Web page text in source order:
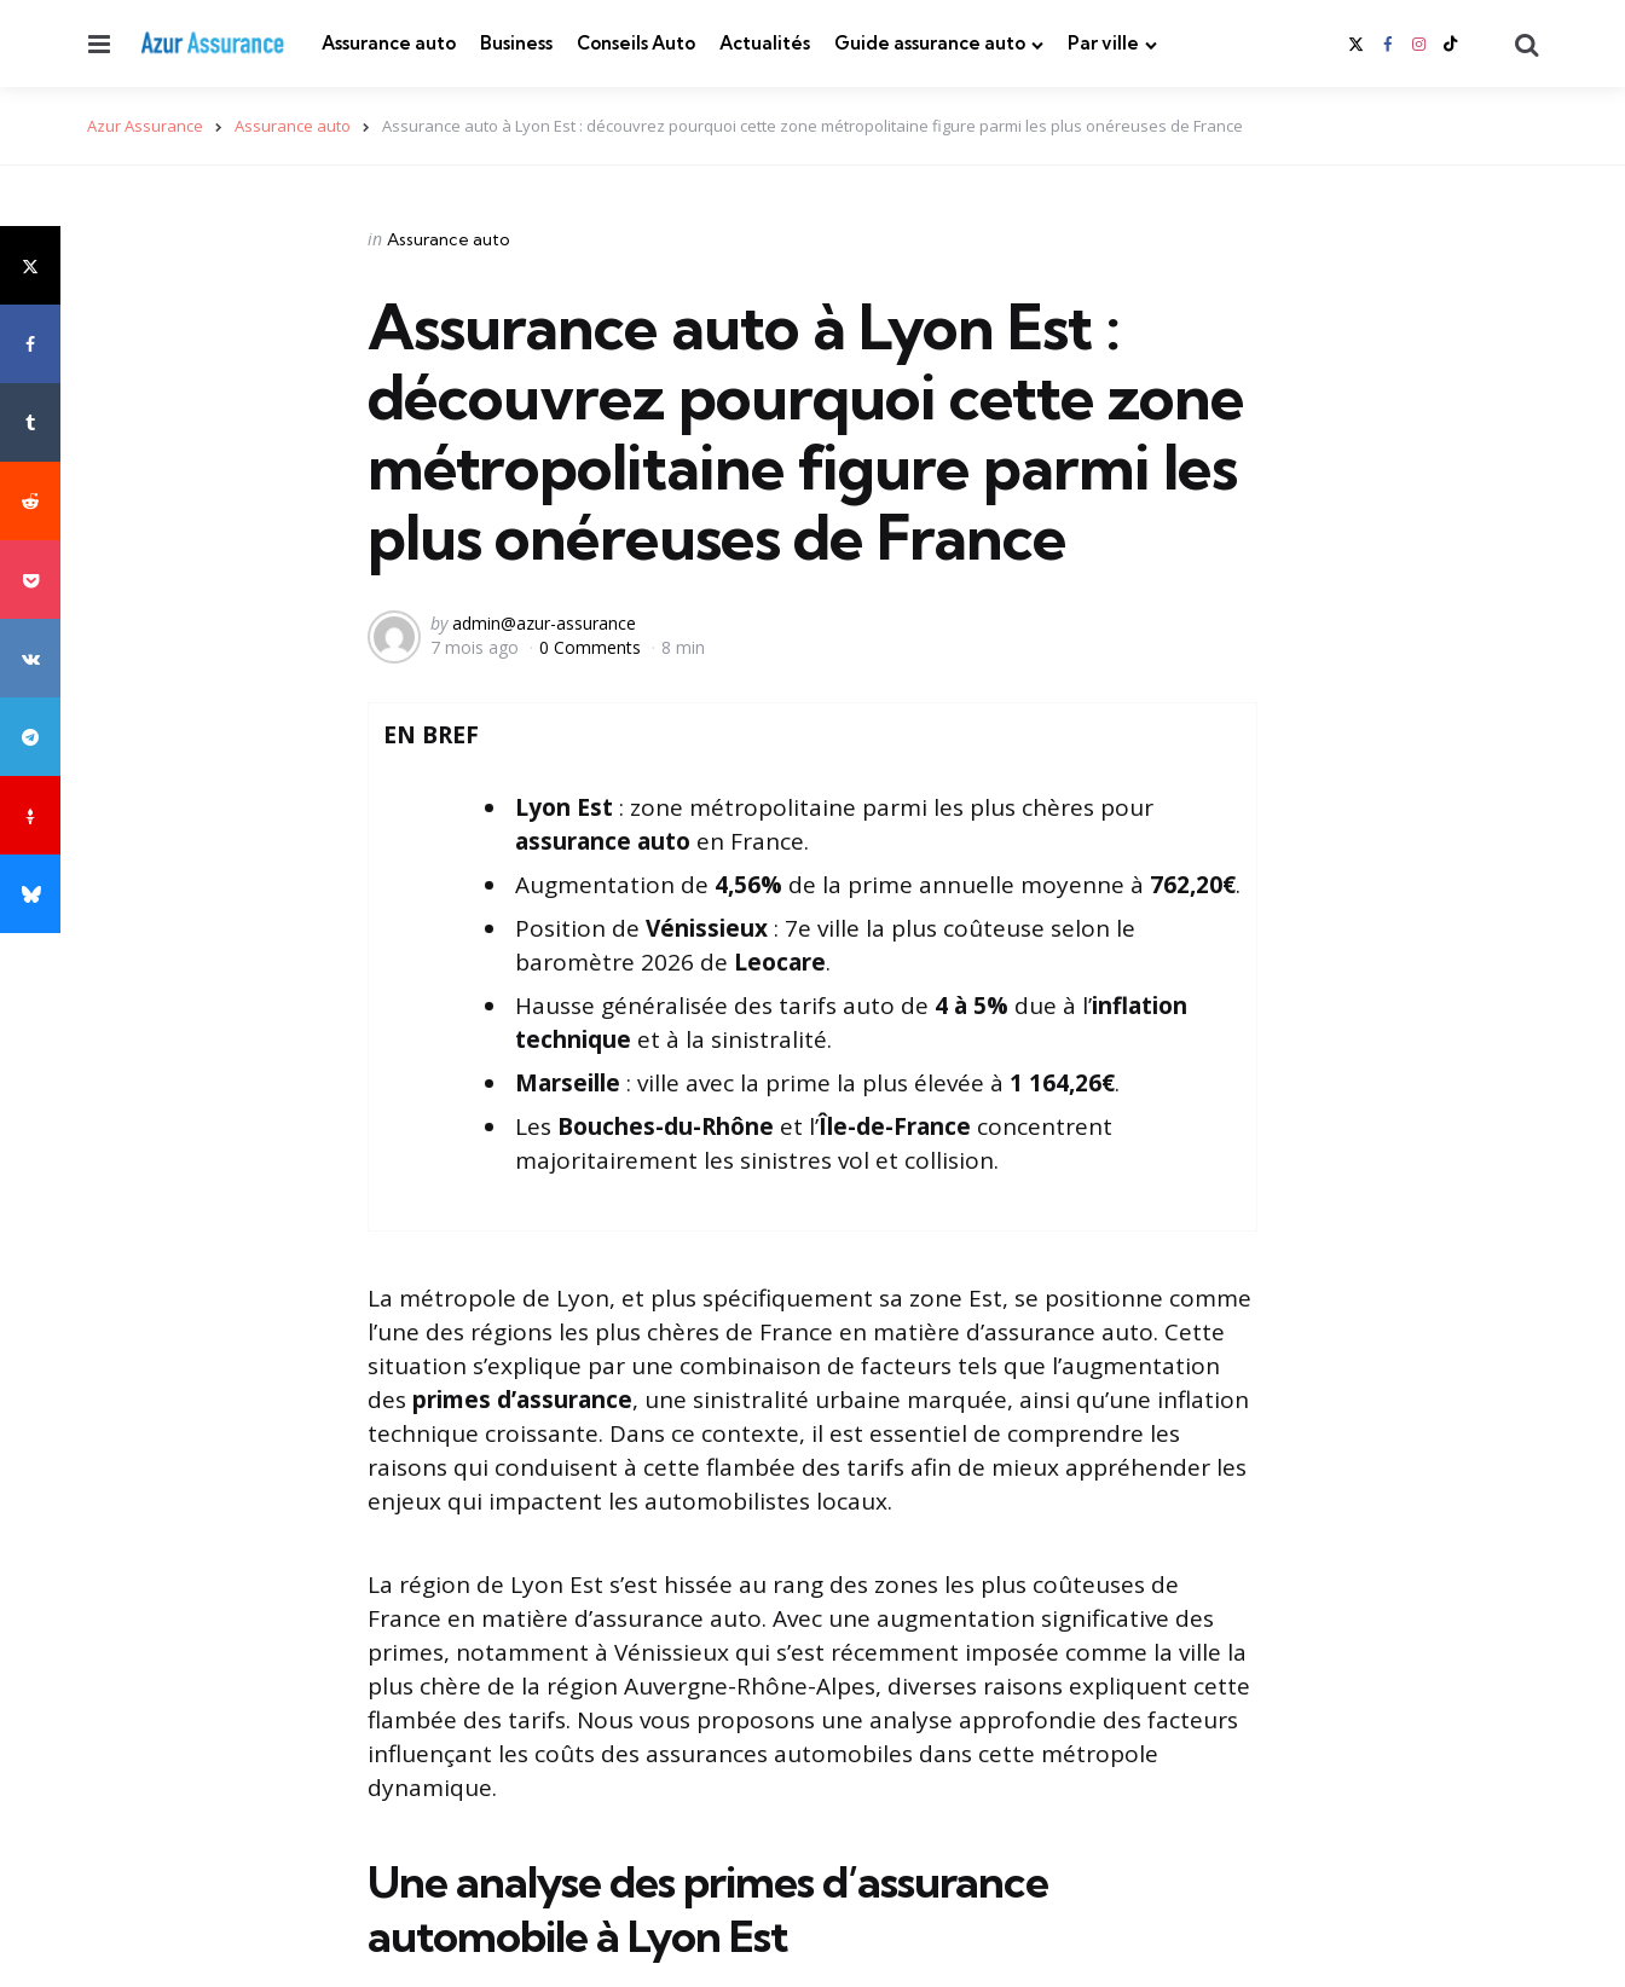
Menu Assurance auto Business Conseils Auto Actualités Guide assurance auto Par ville
Azur Assurance Assurance auto Assurance auto à Lyon Est : découvrez pourquoi cette zone métropolitaine figure parmi les plus onéreuses de France
Categories
Posted
in Assurance auto
Assurance auto à Lyon Est :
découvrez pourquoi cette zone
métropolitaine figure parmi les
plus onéreuses de France
Posted
by
by admin@azur-assurance
7 mois ago
0 Comments 8 min
EN BREF
Lyon Est : zone métropolitaine parmi les plus chères pour
assurance auto en France.
Augmentation de 4,56% de la prime annuelle moyenne à 762,20€.
Position de Vénissieux : 7e ville la plus coûteuse selon le
baromètre 2026 de Leocare.
Hausse généralisée des tarifs auto de 4 à 5% due à l’inflation
technique et à la sinistralité.
Marseille : ville avec la prime la plus élevée à 1 164,26€.
Les Bouches-du-Rhône et l’Île-de-France concentrent
majoritairement les sinistres vol et collision.
La métropole de Lyon, et plus spécifiquement sa zone Est, se positionne comme
l’une des régions les plus chères de France en matière d’assurance auto. Cette
situation s’explique par une combinaison de facteurs tels que l’augmentation
des primes d’assurance, une sinistralité urbaine marquée, ainsi qu’une inflation
technique croissante. Dans ce contexte, il est essentiel de comprendre les
raisons qui conduisent à cette flambée des tarifs afin de mieux appréhender les
enjeux qui impactent les automobilistes locaux.
La région de Lyon Est s’est hissée au rang des zones les plus coûteuses de
France en matière d’assurance auto. Avec une augmentation significative des
primes, notamment à Vénissieux qui s’est récemment imposée comme la ville la
plus chère de la région Auvergne-Rhône-Alpes, diverses raisons expliquent cette
flambée des tarifs. Nous vous proposons une analyse approfondie des facteurs
influençant les coûts des assurances automobiles dans cette métropole
dynamique.
Une analyse des primes d’assurance
automobile à Lyon Est